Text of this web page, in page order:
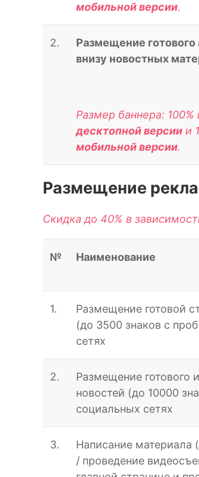
мобильной версии.
2.
Размещение готового
внизу новостных
Размер баннера:
десктопной версии и
мобильной версии.
Размещение
Скидка до 40% в
№ Наименование
1.
Размещение готовой
(до 3500 знаков с
сетях
2.
Размещение готового
новостей (до 10000
социальных сетях
3.
Написание материала
/ проведение